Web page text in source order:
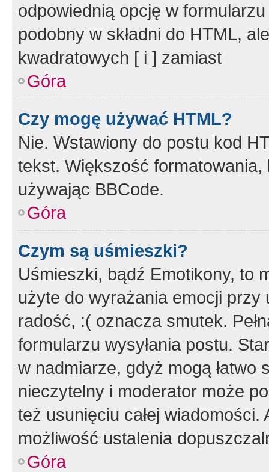
odpowiednią opcję w
podobny w składni do HTML,
kwadratowych [ i ] zamiast
Góra
Czy mogę używać HTML?
Nie. Wstawiony do postu kod
tekst. Większość
używając BBCode.
Góra
Czym są uśmieszki?
Uśmieszki, bądź Emotikony, to
użyte do wyrażania emocji
radość, :( oznacza smutek.
formularzu wysyłania postu.
w nadmiarze, gdyż mogą
nieczytelny i moderator może
też usunięciu całej
możliwość ustalenia
Góra